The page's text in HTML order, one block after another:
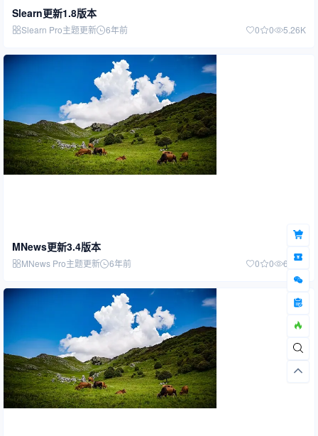
Slearn更新1.8版本
Slearn Pro主题更新 6年前 0 0 5.26K
MNews更新3.4版本
MNews Pro主题更新 6年前 0 0 6.21K